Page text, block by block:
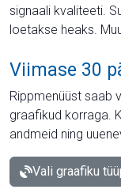
signaali kvaliteeti.
loetakse heaks.
Viimase 30
Rippmenüüst saab
graafikud korraga.
andmeid ning
Vali graafiku